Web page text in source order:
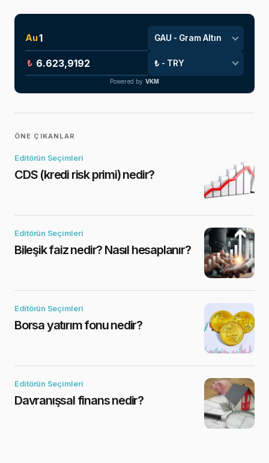
Au
₺
Powered by VKM
ÖNE ÇIKANLAR
Editörün Seçimleri
CDS (kredi risk primi) nedir?
Editörün Seçimleri
Bileşik faiz nedir? Nasıl hesaplanır?
Editörün Seçimleri
Borsa yatırım fonu nedir?
Editörün Seçimleri
Davranışsal finans nedir?